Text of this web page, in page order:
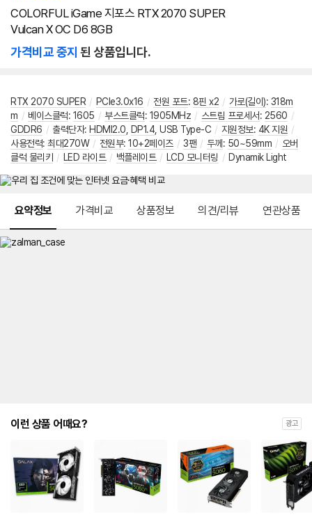
COLORFUL iGame 지포스 RTX 2070 SUPER
Vulcan X OC D6 8GB
가격비교 중지 된 상품입니다.
RTX 2070 SUPER / PCIe3.0x16 / 전원 포트: 8핀 x2 / 가로(길이): 318m
m / 베이스클럭: 1605 / 부스트클럭: 1905MHz / 스트림 프로세서: 2560 /
GDDR6 / 출력단자: HDMI2.0 DP1.4 USB Type-C / 지원정보: 4K 지원 /
사용전력: 최대270W / 전원부: 10+2페이즈 / 3팬 / 두께 : 50~59mm / 오버
클럭 물리키
/ LED 라이트 / 백플레이트 / LCD 모니터링 / Dynamik Light
요약정보 가격비교 상품정보 의견/리뷰 연관상품
이런 상품 어때요? 광고